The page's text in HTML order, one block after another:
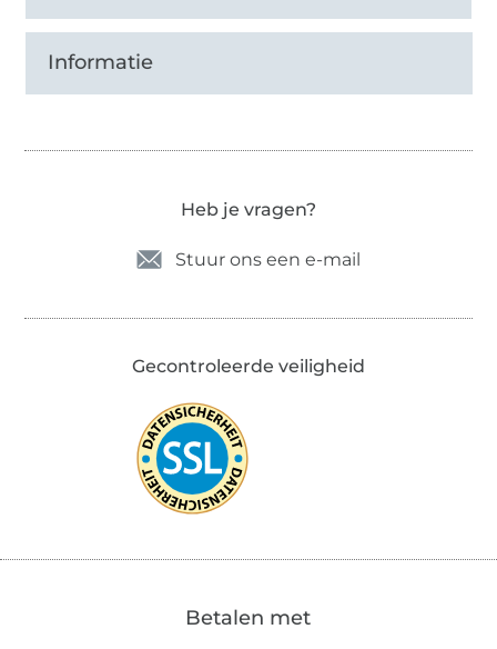
Informatie
Heb je vragen?
Stuur ons een e-mail
Gecontroleerde veiligheid
Betalen met